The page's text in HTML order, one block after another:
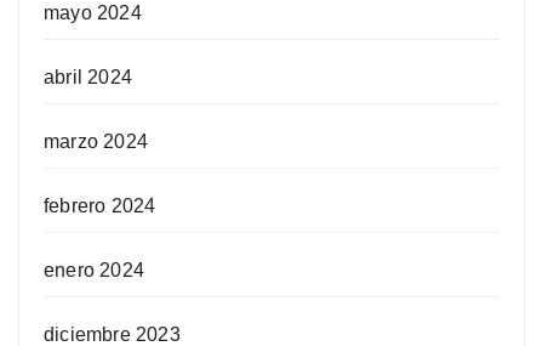
mayo 2024
abril 2024
marzo 2024
febrero 2024
enero 2024
diciembre 2023